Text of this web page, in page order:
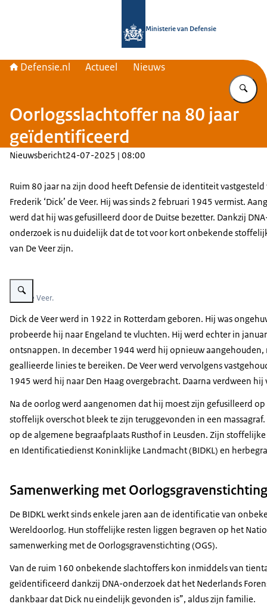
Ministerie van Defensie
Defensie.nl Actueel Nieuws
Oorlogsslachtoffer na 80 jaar
geïdentificeerd
Nieuwsbericht24-07-2025 | 08:00
Ruim 80 jaar na zijn dood heeft Defensie de identiteit vastgesteld
Frederik ‘Dick’ de Veer. Hij was sinds 2 februari 1945 vermist.
werd dat hij was gefusilleerd door de Duitse bezetter. Dankzij
onderzoek is nu duidelijk dat de tot voor kort onbekende
van De Veer zijn.
Vergroot afbeelding Portretfoto van een oorlogsslachtoffer.
Dick de Veer.
Dick de Veer werd in 1922 in Rotterdam geboren. Hij was
probeerde hij naar Engeland te vluchten. Hij werd echter in
ontsnappen. In december 1944 werd hij opnieuw aangehouden,
geallieerde linies te bereiken. De Veer werd vervolgens
1945 werd hij naar Den Haag overgebracht. Daarna verdween
Na de oorlog werd aangenomen dat hij moest zijn gefusilleerd
stoffelijk overschot bleek te zijn teruggevonden in een
op de algemene begraafplaats Rusthof in Leusden. Zijn
en Identificatiedienst Koninklijke Landmacht (BIDKL) en
Samenwerking met Oorlogsgravenstichting
De BIDKL werkt sinds enkele jaren aan de identificatie van
Wereldoorlog. Hun stoffelijke resten liggen begraven op het
samenwerking met de Oorlogsgravenstichting (OGS).
Van de ruim 160 onbekende slachtoffers kon inmiddels van
geïdentificeerd dankzij DNA-onderzoek dat het Nederlands
dankbaar dat Dick nu eindelijk gevonden is”, aldus zijn familie.